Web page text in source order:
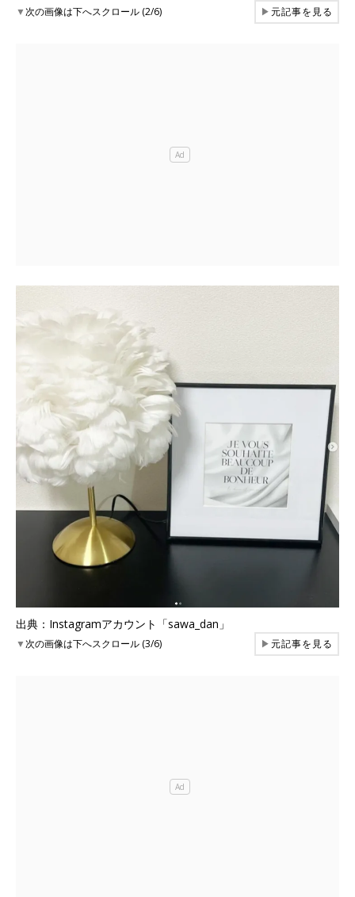
▼次の画像は下へスクロール (2/6) ▶元記事を見る
出典：Instagramアカウント「sawa_dan」
▼次の画像は下へスクロール (3/6) ▶元記事を見る